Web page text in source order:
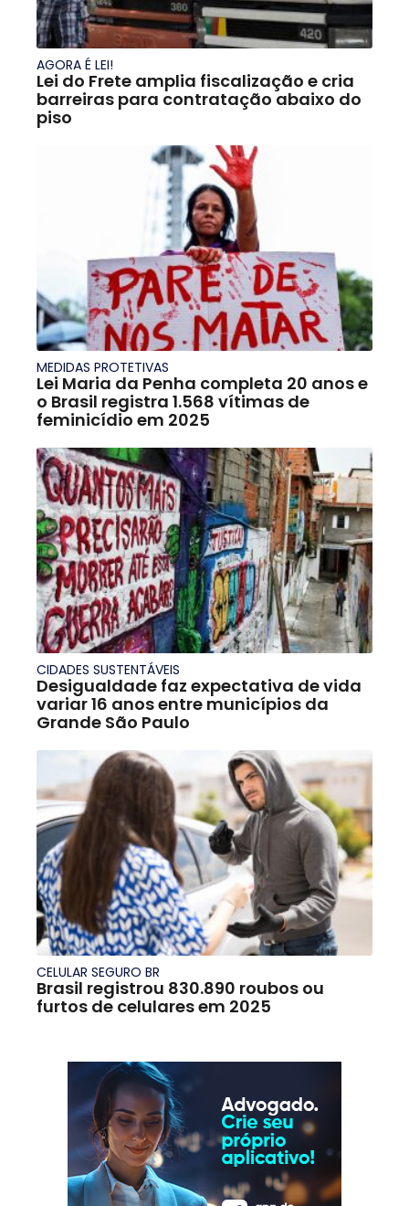
AGORA É LEI!
Lei do Frete amplia fiscalização e cria
barreiras para contratação abaixo do
piso
MEDIDAS PROTETIVAS
Lei Maria da Penha completa 20 anos e
o Brasil registra 1.568 vítimas de
feminicídio em 2025
CIDADES SUSTENTÁVEIS
Desigualdade faz expectativa de vida
variar 16 anos entre municípios da
Grande São Paulo
CELULAR SEGURO BR
Brasil registrou 830.890 roubos ou
furtos de celulares em 2025